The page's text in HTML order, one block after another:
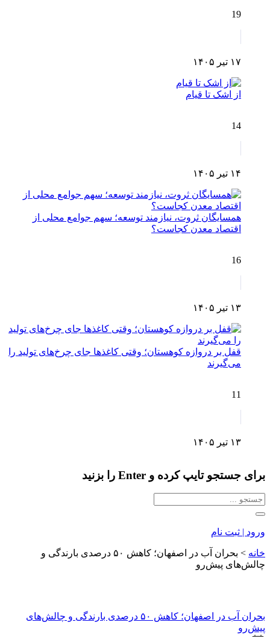
19
۱۷ تیر ۱۴۰۵
از اشک تا قیام
14
۱۴ تیر ۱۴۰۵
همسایگان ثروت، نیازمند توسعه؛ سهم جوامع محلی از
اقتصاد معدن کجاست؟
16
۱۳ تیر ۱۴۰۵
قفل بر دروازه کوهستان؛ وقتی کاغذها جای چرخ‌های تولید را
می‌گیرند
11
۱۳ تیر ۱۴۰۵
برای جستجو تایپ کرده و Enter را بزنید
ورود | ثبت نام
خانه >
بحران آب در اصفهان؛ کاهش ۵۰ درصدی بارندگی و
چالش‌های پیش‌رو
بحران آب در اصفهان؛ کاهش ۵۰ درصدی بارندگی و چالش‌های
پیش‌رو